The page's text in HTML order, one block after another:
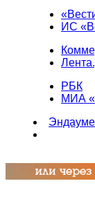
ИС
РБК
МИА